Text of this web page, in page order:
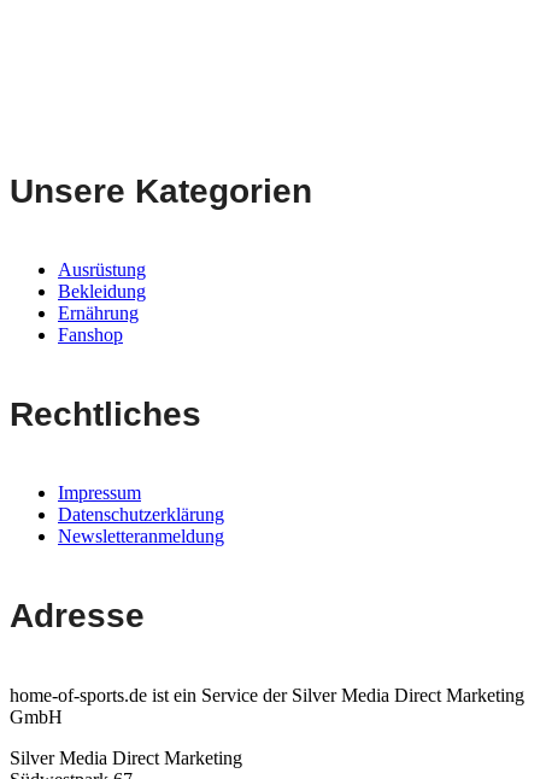
Unsere Kategorien
Ausrüstung
Bekleidung
Ernährung
Fanshop
Rechtliches
Impressum
Datenschutzerklärung
Newsletteranmeldung
Adresse
home-of-sports.de ist ein Service der Silver Media Direct Marketing
GmbH
Silver Media Direct Marketing